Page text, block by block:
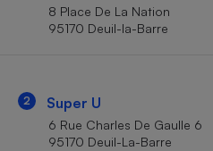
8 Place De La Nation
95170 Deuil-la-Barre
2 Super U
6 Rue Charles De Gaulle 6
95170 Deuil-La-Barre